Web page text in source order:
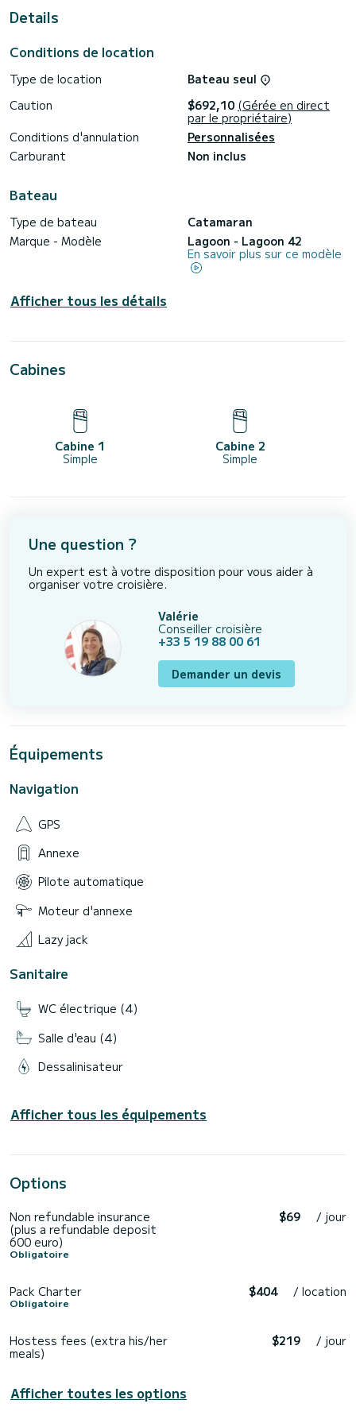
de Rhodes (Ville)
automatique, Moteur d'annexe, Douche de pont,
Si vous avez des questions concernant le bateau ou les
conditions de location, vous pouvez envoyer un message via
la plateforme Samboat. Un conseiller SamBoat se chargera
Details
Conditions de location
Type de location
Bateau seul
Caution
$692,10 (Gérée en direct
par le propriétaire)
Conditions d'annulation
Personnalisées
Carburant
Non inclus
Bateau
Type de bateau
Catamaran
Marque - Modèle
Lagoon - Lagoon 42
En savoir plus sur ce modèle
Afficher tous les détails
Cabines
Cabine 1
Simple
Cabine 2
Simple
Une question ?
Un expert est à votre disposition pour vous aider à
organiser votre croisière.
Valérie
Conseiller croisière
+33 5 19 88 00 61
Demander un devis
Équipements
Navigation
GPS
Annexe
Pilote automatique
Moteur d'annexe
Lazy jack
Sanitaire
WC électrique (4)
Salle d'eau (4)
Dessalinisateur
Afficher tous les équipements
Options
Non refundable insurance
(plus a refundable deposit
600 euro)
Obligatoire
$69 / jour
Pack Charter
Obligatoire
$404 / location
Hostess fees (extra his/her
meals)
$219 / jour
Afficher toutes les options